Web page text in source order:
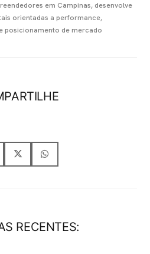
em Campinas, desenvolve
orientadas a performance,
posicionamento de mercado
RECENTES: